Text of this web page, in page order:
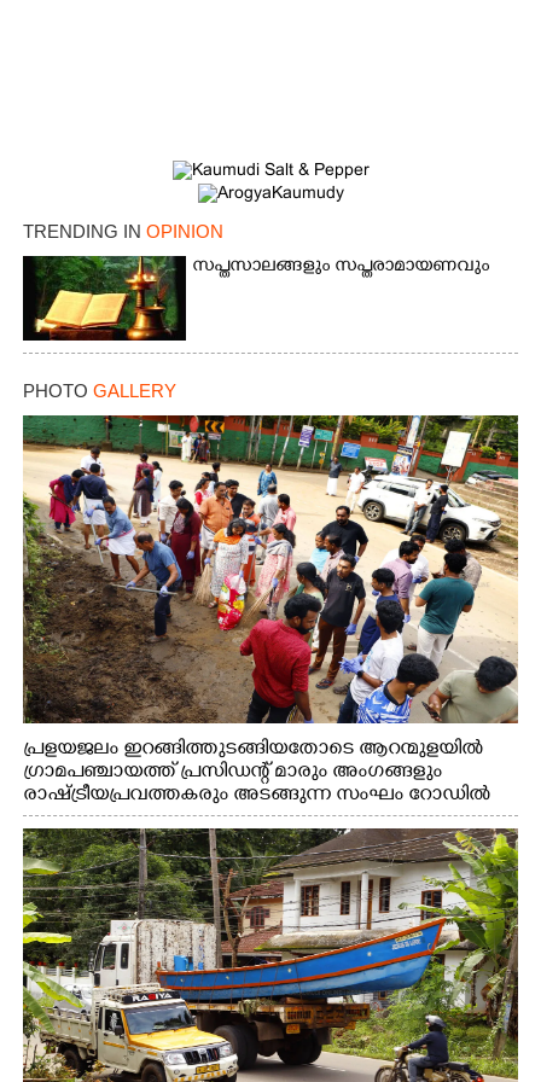
TRENDING IN OPINION
സപ്തസാലങ്ങളും സപ്തരാമായണവും
PHOTO GALLERY
പ്രളയജലം ഇറങ്ങിത്തുടങ്ങിയതോടെ ആറന്മുളയിൽ
ഗ്രാമപഞ്ചായത്ത് പ്രസിഡന്റ് മാരും അംഗങ്ങളും
രാഷ്ട്രീയപ്രവത്തകരും അടങ്ങുന്ന സംഘം റോഡിൽ
അടിഞ്ഞ് കൂടിയ ചെളിയും മണ്ണും മറ്റ് മാലിന്യങ്ങളും
നീക്കം ചെയ്യുന്നു.